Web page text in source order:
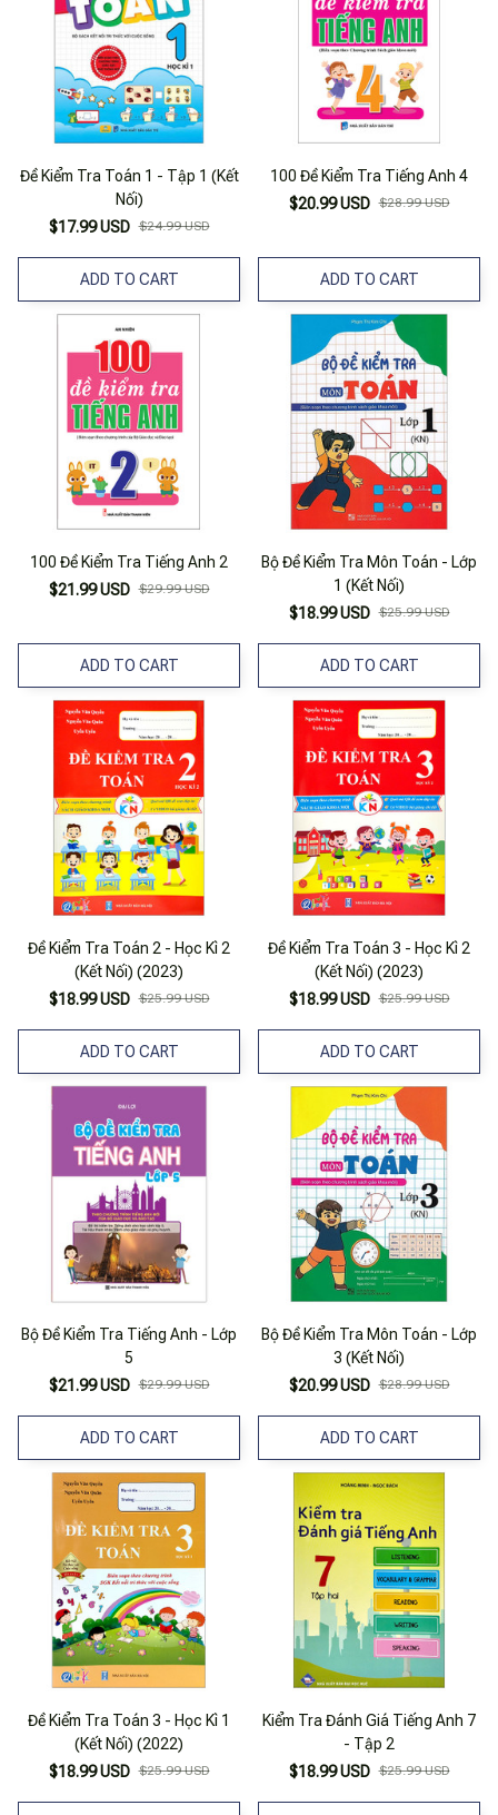
Đề Kiểm Tra Toán 1 - Tập 1 (Kết
Nối)
$17.99 USD $24.99 USD
ADD TO CART
100 Đề Kiểm Tra Tiếng Anh 4
$20.99 USD $28.99 USD
ADD TO CART
100 Đề Kiểm Tra Tiếng Anh 2
$21.99 USD $29.99 USD
ADD TO CART
Bộ Đề Kiểm Tra Môn Toán - Lớp
1 (Kết Nối)
$18.99 USD $25.99 USD
ADD TO CART
Đề Kiểm Tra Toán 2 - Học Kì 2
(Kết Nối) (2023)
$18.99 USD $25.99 USD
ADD TO CART
Đề Kiểm Tra Toán 3 - Học Kì 2
(Kết Nối) (2023)
$18.99 USD $25.99 USD
ADD TO CART
Bộ Đề Kiểm Tra Tiếng Anh - Lớp
5
$21.99 USD $29.99 USD
ADD TO CART
Bộ Đề Kiểm Tra Môn Toán - Lớp
3 (Kết Nối)
$20.99 USD $28.99 USD
ADD TO CART
Đề Kiểm Tra Toán 3 - Học Kì 1
(Kết Nối) (2022)
$18.99 USD $25.99 USD
Kiểm Tra Đánh Giá Tiếng Anh 7
- Tập 2
$18.99 USD $25.99 USD